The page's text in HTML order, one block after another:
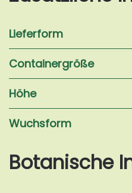
Lieferform
Containergröße
Höhe
Wuchsform
Botanische